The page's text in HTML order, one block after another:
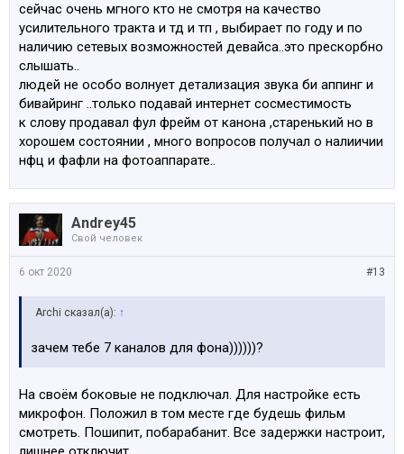
понапичканнее этого мамонта. Для произведения
компакт диска сойдёт, конечно, любой ресивер, но
запрошенная за 2809 в фейсбуке цена преувеличена
раз в пять имхо.
сейчас очень мгного кто не смотря на качество
усилительного тракта и тд и тп , выбирает по году и по
наличию сетевых возможностей девайса..это прескорбно
слышать..
людей не особо волнует детализация звука би аппинг и
бивайринг ..только подавай интернет сосместимость
к слову продавал фул фрейм от канона ,старенький но в
хорошем состоянии , много вопросов получал о налиичии
нфц и фафли на фотоаппарате..
Andrey45
Свой человек
#13
6 окт 2020
Archi сказал(а): ↑
зачем тебе 7 каналов для фона))))))?
На своём боковые не подключал. Для настройке есть
микрофон. Положил в том месте где будешь фильм
смотреть. Пошипит, побарабанит. Все задержки настроит,